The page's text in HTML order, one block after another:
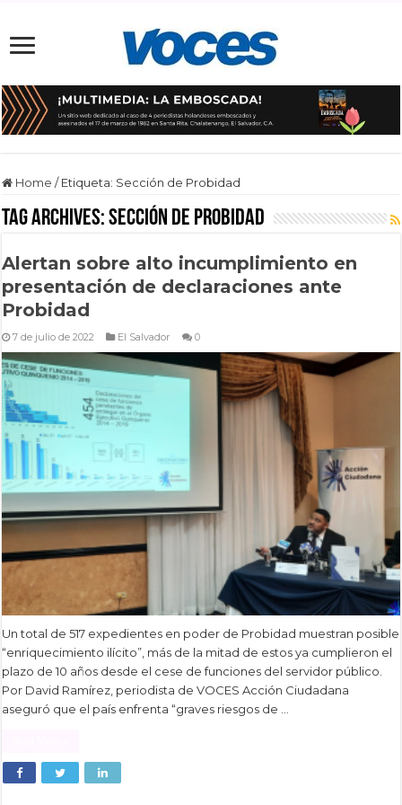
Home / Etiqueta: Sección de Probidad
Tag Archives:Sección de Probidad
Alertan sobre alto incumplimiento en
presentación de declaraciones ante
Probidad
7 de julio de 2022 El Salvador 0
Un total de 517 expedientes en poder de Probidad muestran posible
“enriquecimiento ilícito”, más de la mitad de estos ya cumplieron el
plazo de 10 años desde el cese de funciones del servidor público.
Por David Ramírez, periodista de VOCES Acción Ciudadana
aseguró que el país enfrenta “graves riesgos de …